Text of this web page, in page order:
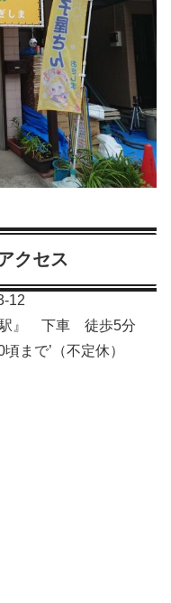
クセス
12
駅』 下車 徒歩5分
まで’（不定休）